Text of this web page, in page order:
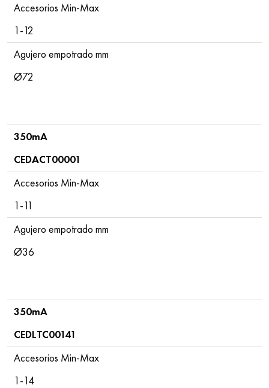
Accesorios Min-Max
1-12
Agujero empotrado mm
Ø72
350mA
CEDACT00001
Accesorios Min-Max
1-11
Agujero empotrado mm
Ø36
350mA
CEDLTC00141
Accesorios Min-Max
1-14